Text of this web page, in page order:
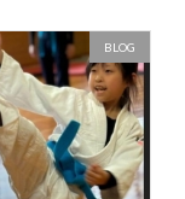
BLOG